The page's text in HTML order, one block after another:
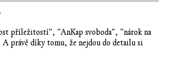
příležitostí", "AnKap svoboda", "nárok na
právě díky tomu, že nejdou do detailu si